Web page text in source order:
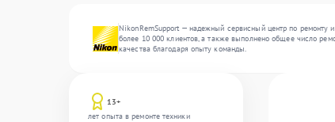
NikonRemSupport — надежный сервисный центр по ремонту
более 10 000 клиентов, а также выполнено общее число
качества благодаря опыту команды.
13+
лет опыта в ремонте техники